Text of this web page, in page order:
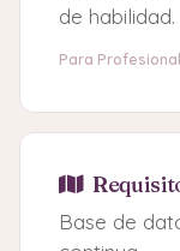
de habilidad.
Para
Base de